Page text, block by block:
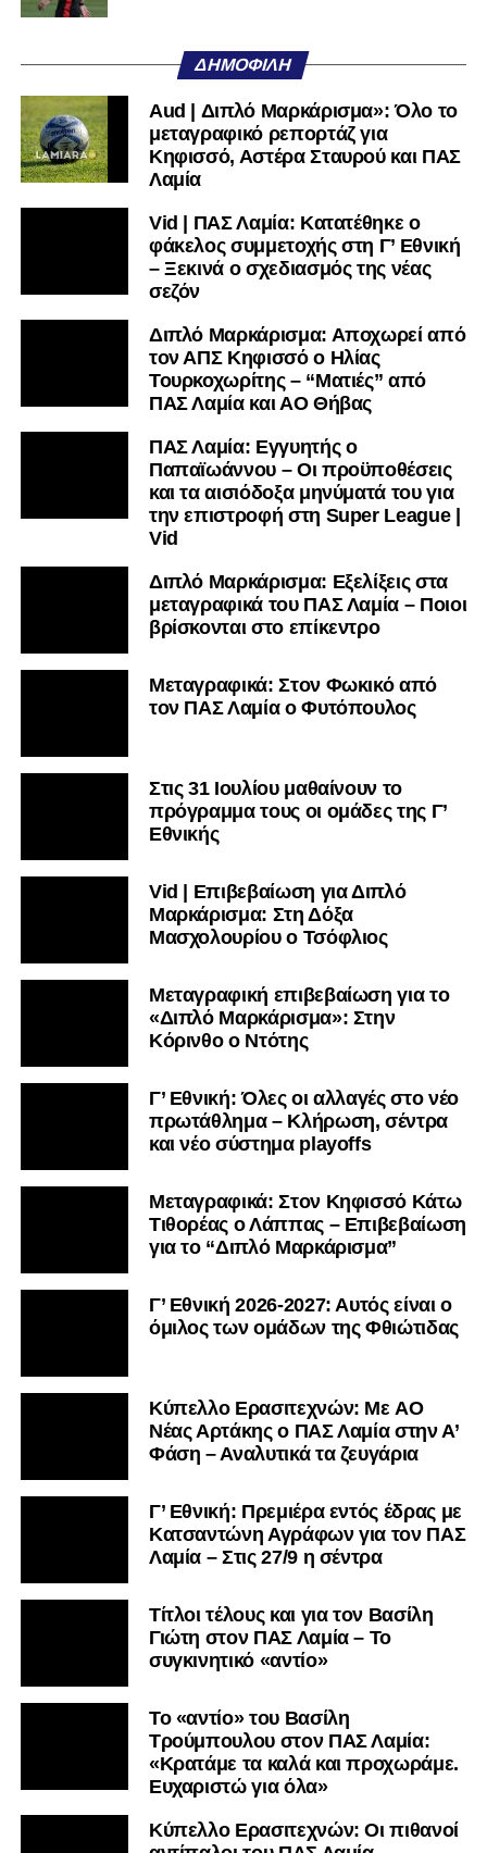
ΑΟ Τρίκαλα:
Κουφιώτης, Μαργαρίτης Α., Τρούμπουλος, Φράγκος,
Αλτάνης, Βρέττας, Τσιάκας, Ντότης
ΠΑΣ Λαμία:
Λαζαρίνας, Λαμπίρης, Ορφανός, Κοκκίνης,
Παπαδάκος, Αντερέμι, Κάτανας, Βασίλας, Σκόνδρας Α.,
Μέτσε, Κακάμης
lamiara.grστοGoogle Newsγια να
μαθαίνετε πρώτοι τα κυανόλευκα νέα στην Ελλάδα και τον
υπόλοιπο κόσμο. Ακολουθήστε το lamiara.gr στο
Twitterκαι στο
μαθαίνετε σε χρόνο dt όλα τα νέα.
ΔΗΜΟΦΙΛΉ
Aud | Διπλό Μαρκάρισμα»: Όλο το
μεταγραφικό ρεπορτάζ για
Κηφισσό, Αστέρα Σταυρού και ΠΑΣ
Λαμία
Vid | ΠΑΣ Λαμία: Κατατέθηκε ο
φάκελος συμμετοχής στη Γ’ Εθνική
– Ξεκινά ο σχεδιασμός της νέας
σεζόν
Διπλό Μαρκάρισμα: Αποχωρεί από
τον ΑΠΣ Κηφισσό ο Ηλίας
Τουρκοχωρίτης – “Ματιές” από
ΠΑΣ Λαμία και ΑΟ Θήβας
ΠΑΣ Λαμία: Εγγυητής ο
Παπαϊωάννου – Οι προϋποθέσεις
και τα αισιόδοξα μηνύματά του για
την επιστροφή στη Super League |
Vid
Διπλό Μαρκάρισμα: Εξελίξεις στα
μεταγραφικά του ΠΑΣ Λαμία – Ποιοι
βρίσκονται στο επίκεντρο
Μεταγραφικά: Στον Φωκικό από
τον ΠΑΣ Λαμία ο Φυτόπουλος
Στις 31 Ιουλίου μαθαίνουν το
πρόγραμμα τους οι ομάδες της Γ’
Εθνικής
Vid | Επιβεβαίωση για Διπλό
Μαρκάρισμα: Στη Δόξα
Μασχολουρίου ο Τσόφλιος
Μεταγραφική επιβεβαίωση για το
«Διπλό Μαρκάρισμα»: Στην
Κόρινθο ο Ντότης
Γ’ Εθνική: Όλες οι αλλαγές στο νέο
πρωτάθλημα – Κλήρωση, σέντρα
και νέο σύστημα playoffs
Μεταγραφικά: Στον Κηφισσό Κάτω
Τιθορέας ο Λάππας – Επιβεβαίωση
για το “Διπλό Μαρκάρισμα”
Γ’ Εθνική 2026-2027: Αυτός είναι ο
όμιλος των ομάδων της Φθιώτιδας
Kύπελλο Ερασιτεχνών: Με AO
Nέας Αρτάκης ο ΠΑΣ Λαμία στην Α’
Φάση – Αναλυτικά τα ζευγάρια
Γ’ Εθνική: Πρεμιέρα εντός έδρας με
Κατσαντώνη Αγράφων για τον ΠΑΣ
Λαμία – Στις 27/9 η σέντρα
Τίτλοι τέλους και για τον Βασίλη
Γιώτη στον ΠΑΣ Λαμία – Το
συγκινητικό «αντίο»
Το «αντίο» του Βασίλη
Τρούμπουλου στον ΠΑΣ Λαμία:
«Κρατάμε τα καλά και προχωράμε.
Ευχαριστώ για όλα»
Κύπελλο Ερασιτεχνών: Οι πιθανοί